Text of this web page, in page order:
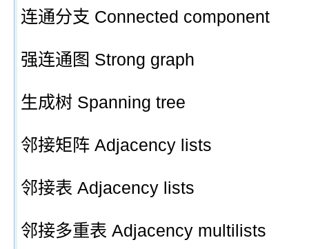
连通分支 Connected component
强连通图 Strong graph
生成树 Spanning tree
邻接矩阵 Adjacency lists
邻接表 Adjacency lists
邻接多重表 Adjacency multilists